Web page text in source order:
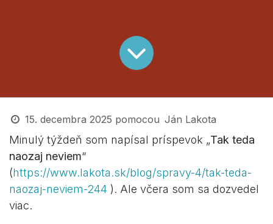
15. decembra 2025 pomocou Ján Lakota
Minulý týždeň som napísal príspevok „Tak teda
naozaj neviem“
(https://www.lakota.sk/blog/spravy-4/tak-teda-
naozaj-neviem-244 ). Ale včera som sa dozvedel
viac.